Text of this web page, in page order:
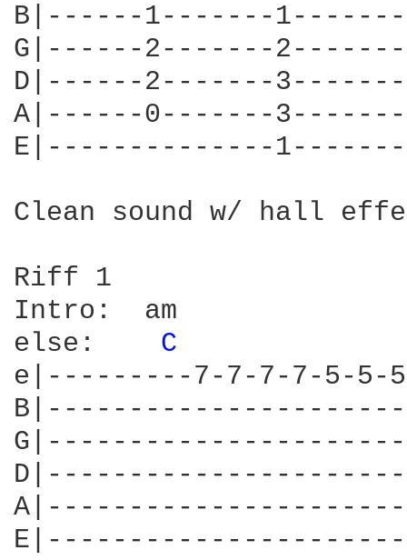
B|------1-------
G|------2-------
D|------2-------
A|------0-------
E|--------------
Clean sound w/ hall
Riff 1
Intro:
else: C
e|---------7-7-7-7-5-